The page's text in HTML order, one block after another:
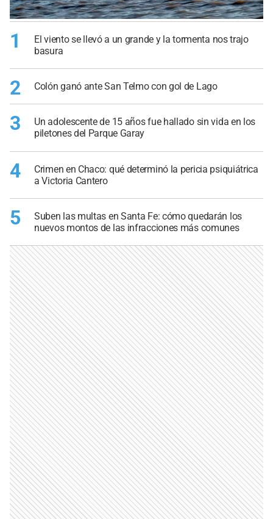
1
El viento se llevó a un grande y la tormenta nos trajo
basura
2 Colón ganó ante San Telmo con gol de Lago
3
Un adolescente de 15 años fue hallado sin vida en los
piletones del Parque Garay
4
Crimen en Chaco: qué determinó la pericia psiquiátrica
a Victoria Cantero
5
Suben las multas en Santa Fe: cómo quedarán los
nuevos montos de las infracciones más comunes